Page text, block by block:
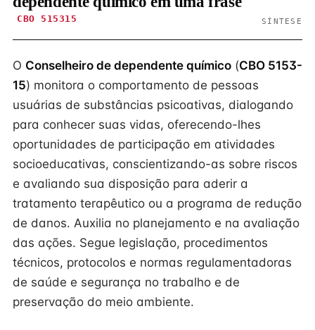
CBO 515315 SÍNTESE
O Conselheiro de dependente químico (CBO 5153-
15) monitora o comportamento de pessoas
usuárias de substâncias psicoativas, dialogando
para conhecer suas vidas, oferecendo-lhes
oportunidades de participação em atividades
socioeducativas, conscientizando-as sobre riscos
e avaliando sua disposição para aderir a
tratamento terapêutico ou a programa de redução
de danos. Auxilia no planejamento e na avaliação
das ações. Segue legislação, procedimentos
técnicos, protocolos e normas regulamentadoras
de saúde e segurança no trabalho e de
preservação do meio ambiente.